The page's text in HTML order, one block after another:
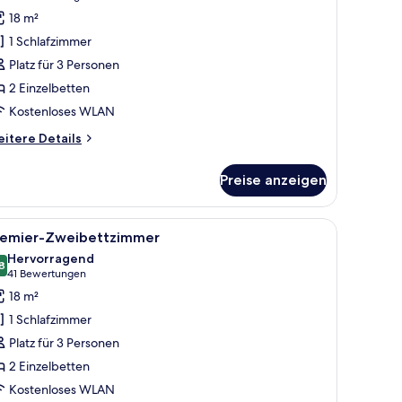
Bewertungen)
18 m²
1 Schlafzimmer
Platz für 3 Personen
2 Einzelbetten
Kostenloses WLAN
Details
Preise anzeigen
Bett, einem Schreibtisch, einem Stuhl, einem Fernseher, einem
Ein Hotelzimmer mit einem großen Bett,
7 Zweibettzimmer
von 10
Hervorragend
41 Bewertungen
(41
Bewertungen)
18 m²
1 Schlafzimmer
Platz für 3 Personen
2 Einzelbetten
Kostenloses WLAN